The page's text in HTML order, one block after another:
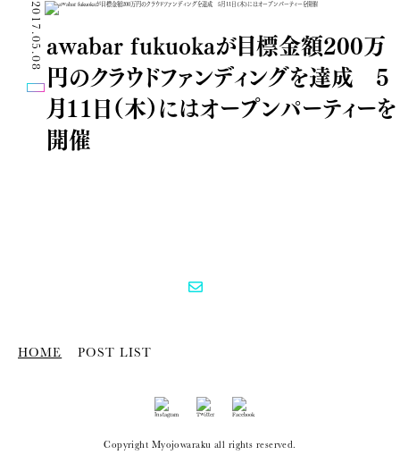
2017.05.08awabar fukuokaが目標金額200万
円のクラウドファンディングを達成 5
月11日（木）にはオープンパーティーを
開催
HOME POST LIST
Copyright Myojowaraku all rights reserved.